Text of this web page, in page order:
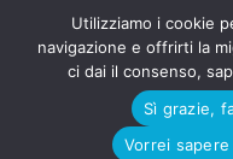
Azienda Certificata ISO
Privacy policy
Utilizziamo i cookie
navigazione e offrirti la
ci dai il consenso,
Sì grazie,
Vorrei